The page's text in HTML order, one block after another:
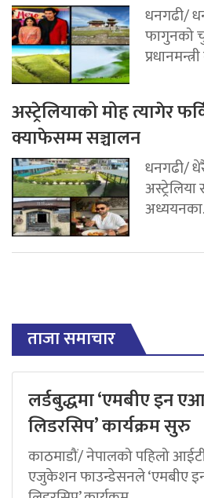
धनगढी/
फागुनको
अस्ट्रेलियाको मोह त्यागेर
क्याफेसम्म सञ्चालन
धनगढी/
ताजा समाचार
लर्डबुद्धमा ‘एमबीए इन
लिडरसिप’ कार्यक्रम सुरु
काठमाडौं/ नेपालको पहिलो
एजुकेशन फाउन्डेसनले ‘एमबीए